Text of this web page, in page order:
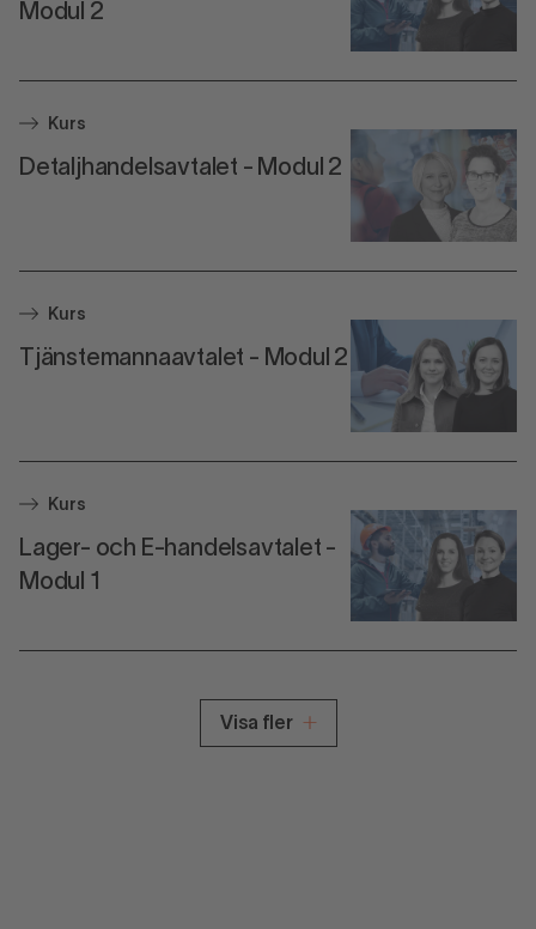
Modul 2
Kurs
Detaljhandelsavtalet - Modul 2
Kurs
Tjänstemannaavtalet - Modul 2
Kurs
Lager- och E-handelsavtalet -
Modul 1
Visa fler